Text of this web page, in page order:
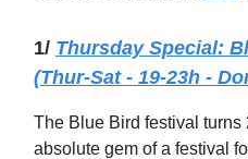
1/ Thursday Special:
(Thur-Sat - 19-23h -
The Blue Bird festival turns
absolute gem of a festival